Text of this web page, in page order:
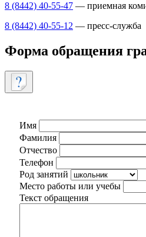
8 (8442) 40-55-47 — приемная
8 (8442) 40-55-12 — пресс-служба
Форма обращения
Имя
Фамилия
Отчество
Телефон
Род занятий
Место работы или учебы
Текст обращения